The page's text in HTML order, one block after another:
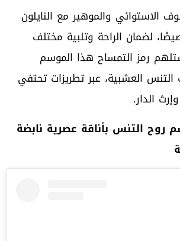
الاستوائي والموهير مع النايلون
لضمان الراحة وتلبية مختلف
رمز التمساح هذا الموسم
العشبية، عبر تطريزات تحتفي
الدار.
روح التنس بأناقة عصرية نابضة